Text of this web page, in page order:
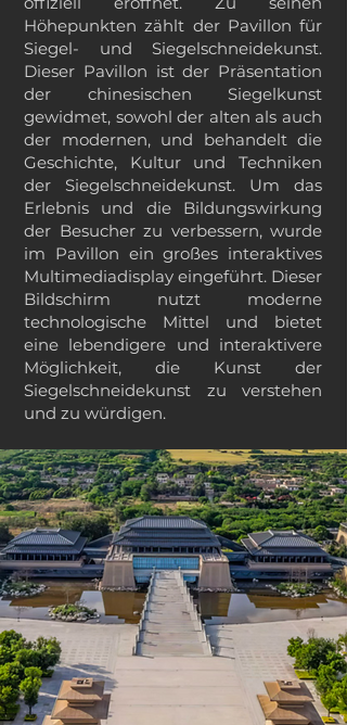
Höhepunkten zählt der Pavillon für
Siegel- und Siegelschneidekunst.
Dieser Pavillon ist der Präsentation
der chinesischen Siegelkunst
gewidmet, sowohl der alten als auch
der modernen, und behandelt die
Geschichte, Kultur und Techniken
der Siegelschneidekunst. Um das
Erlebnis und die Bildungswirkung
der Besucher zu verbessern, wurde
im Pavillon ein großes interaktives
Multimediadisplay eingeführt. Dieser
Bildschirm nutzt moderne
technologische Mittel und bietet
eine lebendigere und interaktivere
Möglichkeit, die Kunst der
Siegelschneidekunst zu verstehen
und zu würdigen.